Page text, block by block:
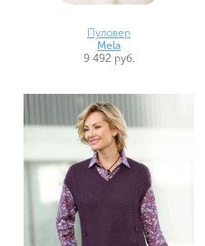
Пуловер
Mela
9 492 руб.